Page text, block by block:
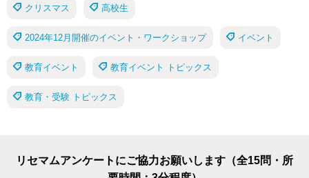
クリスマス 高校生
2024年12月開催のイベント・ワークショップ イベント
教育イベント 教育イベント トピックス
教育・受験 トピックス
リセマムアンケートにご協力お願いします（全15問・所